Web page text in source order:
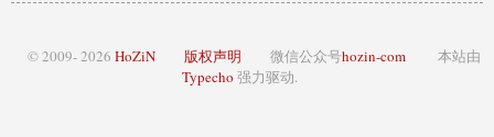
© 2009- 2026 HoZiN 版权声明 微信公众号hozin-com
本站由
Typecho 强力驱动.